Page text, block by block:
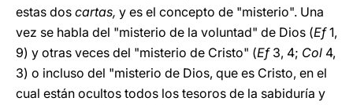
estas dos cartas, y es el concepto de "misterio". Una
vez se habla del "misterio de la voluntad" de Dios (Ef1,
9) y otras veces del "misterio de Cristo" (Ef3, 4; Col 4,
3) o incluso del "misterio de Dios, que es Cristo, en el
cual están ocultos todos los tesoros de la sabiduría y